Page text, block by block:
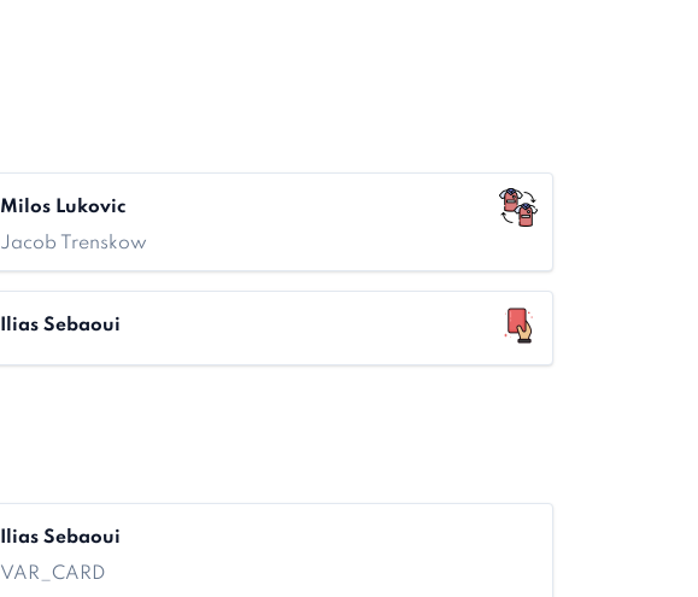
Milos Lukovic
Jacob Trenskow
Ilias Sebaoui
Ilias Sebaoui
VAR_CARD